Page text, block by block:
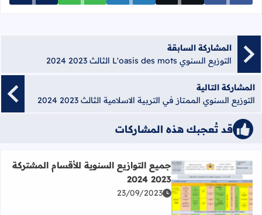
المشاركة السابقة
التوزيع السنوي L'oasis des mots الثالث 2023 2024
المشاركة التالية
التوزيع السنوي الممتاز في التربية الاسلامية الثالث 2023 2024
قد تُعجبك هذه المشاركات
اقرأ المزيد عن جميع التوازيع السنوية للأقسام المشتركة 2023 2024
جميع التوازيع السنوية للأقسام المشتركة
2023 2024
23/09/2023